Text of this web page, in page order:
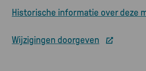
Historische informatie over deze
Wijzigingen doorgeven